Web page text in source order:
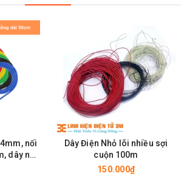
Đồng Cách Điện Hữu Dụng
nối
dây nối
điện
Dây Điện Nhỏ lõi nhiều sợi
cuộn 100m
150.000₫